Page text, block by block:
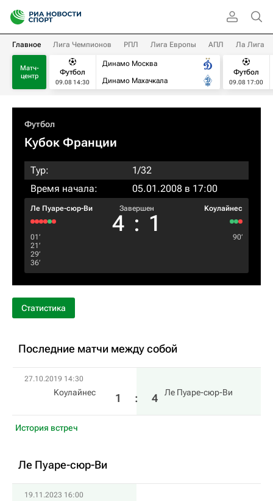
Главное Лига Чемпионов РПЛ Лига Европы АПЛ Ла Лига
Матч-
центр
Футбол
09.08 14:30
Динамо Москва
Динамо Махачкала
Футбол
09.08 17:00
Футбол
Кубок Франции
Тур:
1/32
Время начала:
05.01.2008 в 17:00
Ле Пуаре-сюр-Ви Завершен
4 : 1
Kоулайнес
01‎’‎
21‎’‎
29‎’‎
36‎’‎
90‎’‎
Статистика
Последние матчи между собой
27.10.2019 14:30
Kоулайнес 1 : 4 Ле Пуаре-сюр-Ви
История встреч
Ле Пуаре-сюр-Ви
19.11.2023 16:00